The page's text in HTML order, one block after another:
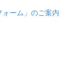
ーム」のご案内